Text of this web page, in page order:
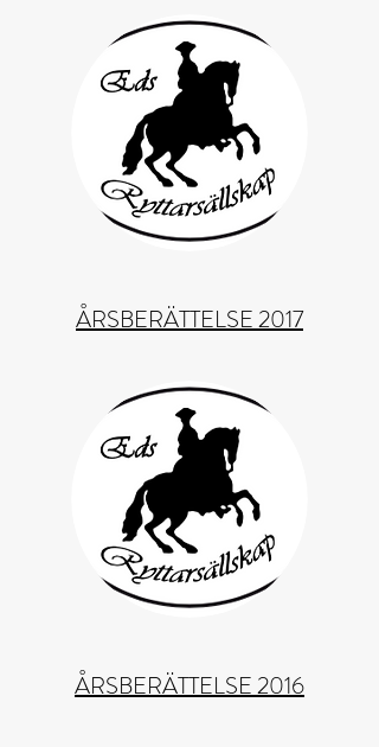
ÅRSBERÄTTELSE 2017
ÅRSBERÄTTELSE 2016